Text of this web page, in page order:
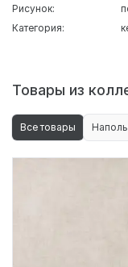
Рисунок:
Категория:
Товары из
Все товары